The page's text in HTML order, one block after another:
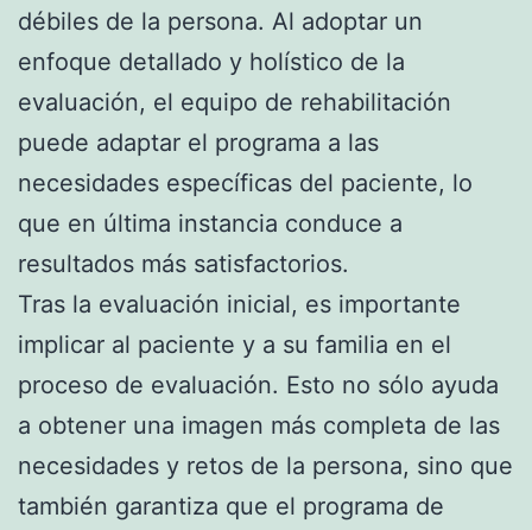
débiles de la persona. Al adoptar un
enfoque detallado y holístico de la
evaluación, el equipo de rehabilitación
puede adaptar el programa a las
necesidades específicas del paciente, lo
que en última instancia conduce a
resultados más satisfactorios.
Tras la evaluación inicial, es importante
implicar al paciente y a su familia en el
proceso de evaluación. Esto no sólo ayuda
a obtener una imagen más completa de las
necesidades y retos de la persona, sino que
también garantiza que el programa de